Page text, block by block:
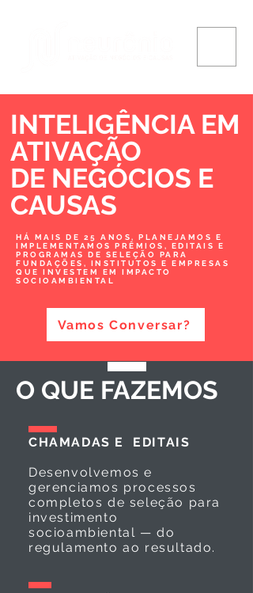
INTELIGÊNCIA EM
ATIVAÇÃO
DE NEGÓCIOS E
CAUSAS
HÁ MAIS DE 25 ANOS, PLANEJAMOS E
IMPLEMENTAMOS PRÊMIOS, EDITAIS E
PROGRAMAS DE SELEÇÃO PARA
FUNDAÇÕES, INSTITUTOS E EMPRESAS
QUE INVESTEM EM IMPACTO
SOCIOAMBIENTAL
Vamos Conversar?
O QUE FAZEMOS
CHAMADAS E EDITAIS
Desenvolvemos e
gerenciamos processos
completos de seleção para
investimento
socioambiental — do
regulamento ao resultado.